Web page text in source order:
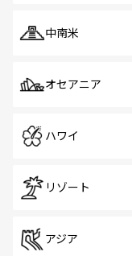
中南米
オセアニア
ハワイ
リゾート
アジア